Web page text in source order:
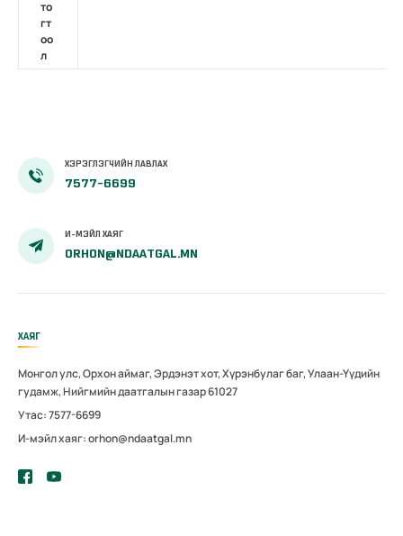
то
гт
оо
л
ХЭРЭГЛЭГЧИЙН ЛАВЛАХ
7577-6699
И-МЭЙЛ ХАЯГ
ORHON@NDAATGAL.MN
ХАЯГ
Монгол улс, Орхон аймаг, Эрдэнэт хот, Хүрэнбулаг баг, Улаан-Үүдийн
гудамж, Нийгмийн даатгалын газар 61027
Утас: 7577-6699
И-мэйл хаяг: orhon@ndaatgal.mn